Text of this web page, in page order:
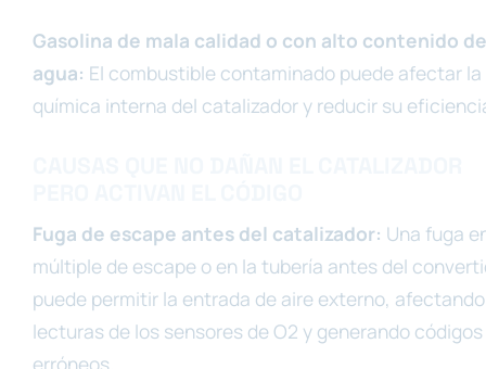
Gasolina de mala calidad o con alto contenido de
agua: El combustible contaminado puede afectar la
química interna del catalizador y reducir su
Fuga de escape antes del catalizador: Una fuga
múltiple de escape o en la tubería antes del
puede permitir la entrada de aire externo,
lecturas de los sensores de O2 y generando códigos
erróneos.